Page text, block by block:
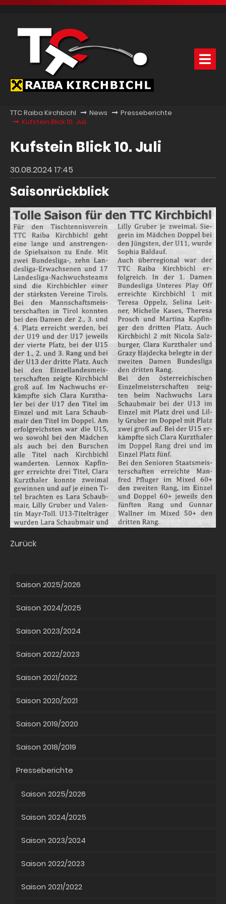
TTC Raiba Kirchbichl News
Presseberichte
Kufstein Blick 10. Juli
Kufstein Blick 10. Juli
30.08.2024 17:45
Saisonrückblick
Zurück
Saison 2025/2026
Saison 2024/2025
Saison 2023/2024
Saison 2022/2023
Saison 2021/2022
Saison 2020/2021
Saison 2019/2020
Saison 2018/2019
Presseberichte
Saison 2025/2026
Saison 2024/2025
Saison 2023/2024
Saison 2022/2023
Saison 2021/2022